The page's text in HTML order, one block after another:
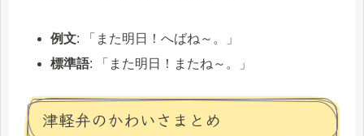
例文: 「また明日！へばね～。」
標準語: 「また明日！またね～。」
津軽弁のかわいさまとめ